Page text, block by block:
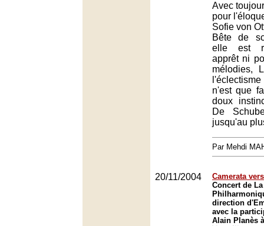
Avec
pour
Sofie von
Bête de
elle est
apprêt ni
mélodies,
n'est que
doux
De
jusqu'au
Par Mehdi
20/11/2004
Camerata
Concert de
direction
avec la
Alain Planès